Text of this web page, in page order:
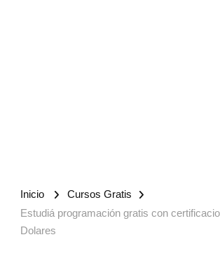
Inicio
Cursos Gratis
Estudiá programación gratis con
Dolares